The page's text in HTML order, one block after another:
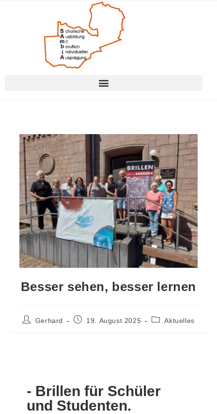
Besser sehen, besser lernen
Gerhard 19. August 2025 Aktuelles
- Brillen für Schüler
und Studenten.